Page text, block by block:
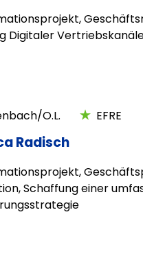
Digitaler
O.L. EFRE
Radisch
Schaffung einer